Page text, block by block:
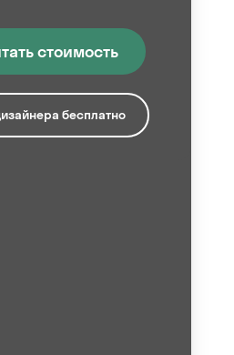
стоимость
бесплатно